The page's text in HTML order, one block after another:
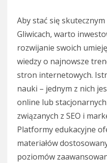
Aby stać się skutecznym
Gliwicach, warto
rozwijanie swoich
wiedzy o najnowsze
stron internetowych.
nauki – jednym z nich
online lub
związanych z SEO i
Platformy edukacyjne
materiałów
poziomów